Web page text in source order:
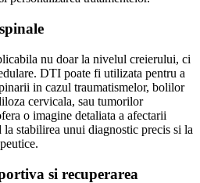
nu doar la nivelul creierului, ci
DTI poate fi utilizata pentru a
in cazul traumatismelor, bolilor
cervicala, sau tumorilor
o imagine detaliata a afectarii
stabilirea unui diagnostic precis si la
si recuperarea